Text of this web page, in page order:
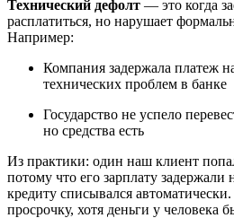
Технический дефолт — это когда
расплатиться, но нарушает
Например:
Компания задержала платеж
технических проблем в банке
Государство не успело
но средства есть
Из практики: один наш клиент
потому что его зарплату задержали
кредиту списывался
просрочку, хотя деньги у человека